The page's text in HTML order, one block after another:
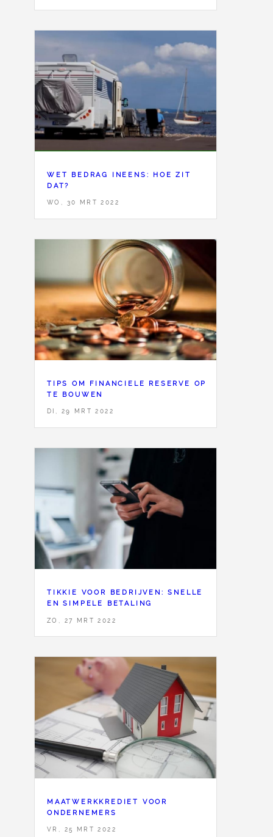
WET BEDRAG INEENS: HOE ZIT
DAT?
WO, 30 MRT 2022
TIPS OM FINANCIELE RESERVE OP
TE BOUWEN
DI, 29 MRT 2022
TIKKIE VOOR BEDRIJVEN: SNELLE
EN SIMPELE BETALING
ZO, 27 MRT 2022
MAATWERKKREDIET VOOR
ONDERNEMERS
VR, 25 MRT 2022